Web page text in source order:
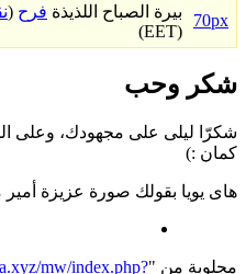
70px بيرة الصباح اللذيذة فرح (
(EET)
شكر وحب
شكرّا ليلى على مجهودك، وعلى
كمان :)
هاى يويا بقولك صورة عزيزة
مجلوبة من "mw/index.php?